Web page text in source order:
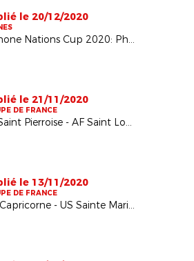
le 20/12/2020
Danone Nations Cup 2020: Phase finale
le 21/11/2020
DE FRANCE
JS Saint Pierroise - AF Saint Louis: 6ème tour de la coupe de France
le 13/11/2020
DE FRANCE
AS Capricorne - US Sainte Marienne : 5ème tour de la coupe de France